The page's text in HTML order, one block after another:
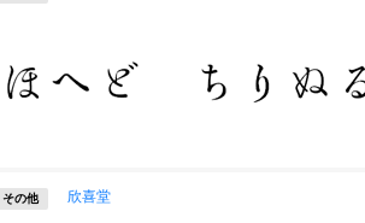
その他 欣喜堂